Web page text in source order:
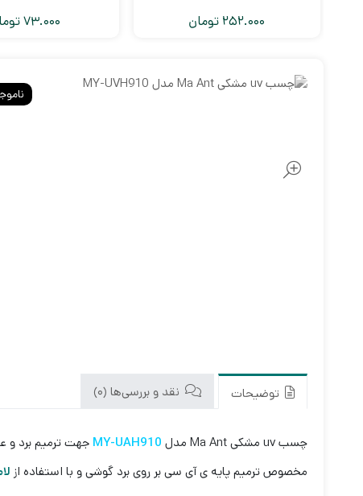
252.000 تومان 73.000
توضیحات نقد و بررسی‌ها (0)
چسب uv مشکی Ma Ant مدل MY-UAH910 جهت ترمیم برد و
مخصوص ترمیم پایه ی آی سی بر روی برد گوشی و با استفاده از